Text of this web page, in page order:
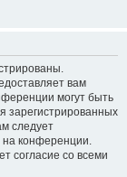
вам
могут быть
зарегистрированных
следует
конференции.
согласие со всеми